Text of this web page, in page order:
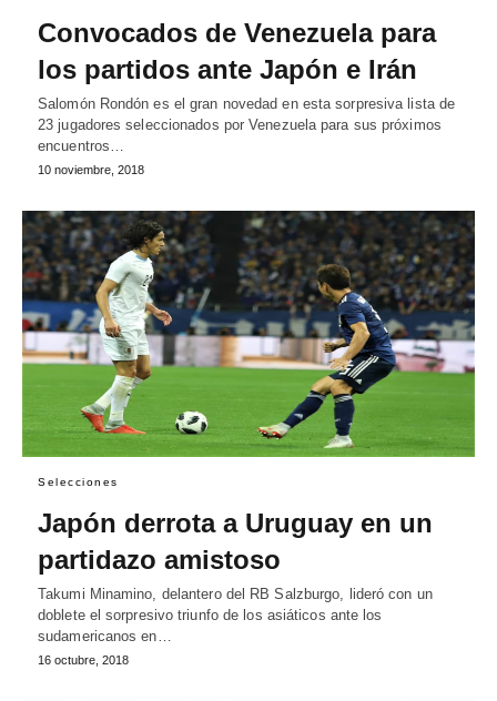
Convocados de Venezuela para
los partidos ante Japón e Irán
Salomón Rondón es el gran novedad en esta sorpresiva lista de
23 jugadores seleccionados por Venezuela para sus próximos
encuentros…
10 noviembre, 2018
Selecciones
Japón derrota a Uruguay en un
partidazo amistoso
Takumi Minamino, delantero del RB Salzburgo, lideró con un
doblete el sorpresivo triunfo de los asiáticos ante los
sudamericanos en…
16 octubre, 2018